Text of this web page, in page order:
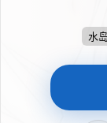
了毁灭地球而被
武不得不为了保
一边是自
水